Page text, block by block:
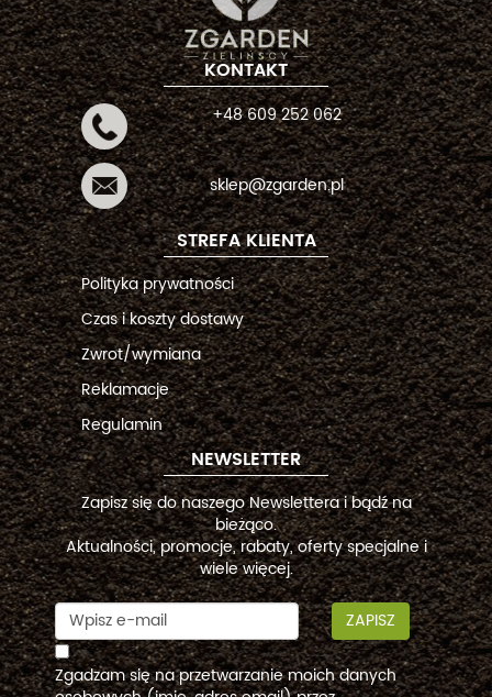
KONTAKT
+48 609 252 062
sklep@zgarden.pl
STREFA KLIENTA
Polityka prywatności
Czas i koszty dostawy
Zwrot/wymiana
Reklamacje
Regulamin
NEWSLETTER
Zapisz się do naszego Newslettera i bądź na
bieżąco.
Aktualności, promocje, rabaty, oferty specjalne i
wiele więcej.
ZAPISZ
Zgadzam się na przetwarzanie moich danych